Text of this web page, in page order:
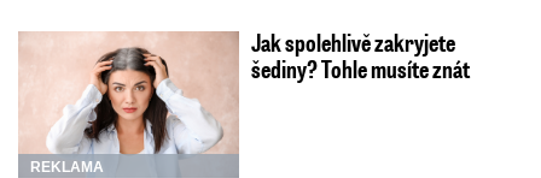
REKLAMA
Jak spolehlivě zakryjete
šediny? Tohle musíte znát